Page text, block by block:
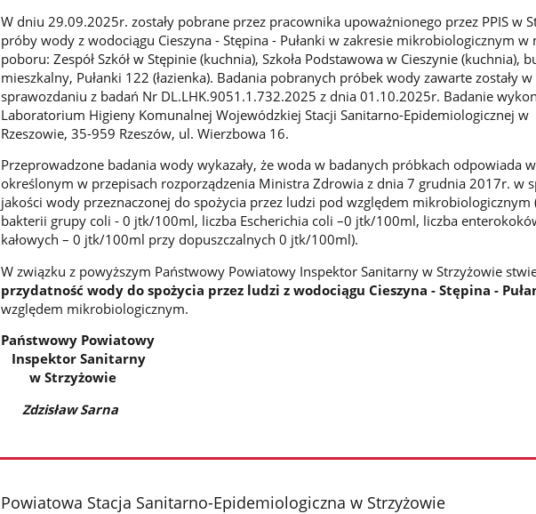
W dniu 29.09.2025r. zostały pobrane przez pracownika upoważnionego przez PPIS w
próby wody z wodociągu Cieszyna - Stępina - Pułanki w zakresie mikrobiologicznym w
poboru: Zespół Szkół w Stępinie (kuchnia), Szkoła Podstawowa w Cieszynie (kuchnia),
mieszkalny, Pułanki 122 (łazienka). Badania pobranych próbek wody zawarte zostały w
sprawozdaniu z badań Nr DL.LHK.9051.1.732.2025 z dnia 01.10.2025r. Badanie
Laboratorium Higieny Komunalnej Wojewódzkiej Stacji Sanitarno-Epidemiologicznej w
Rzeszowie, 35-959 Rzeszów, ul. Wierzbowa 16.
Przeprowadzone badania wody wykazały, że woda w badanych próbkach odpowiada
określonym w przepisach rozporządzenia Ministra Zdrowia z dnia 7 grudnia 2017r. w
jakości wody przeznaczonej do spożycia przez ludzi pod względem mikrobiologicznym
bakterii grupy coli - 0 jtk/100ml, liczba Escherichia coli –0 jtk/100ml, liczba
kałowych – 0 jtk/100ml przy dopuszczalnych 0 jtk/100ml).
W związku z powyższym Państwowy Powiatowy Inspektor Sanitarny w Strzyżowie
przydatność wody do spożycia przez ludzi z wodociągu Cieszyna - Stępina -
względem mikrobiologicznym.
Państwowy Powiatowy
Inspektor Sanitarny
w Strzyżowie
Zdzisław Sarna
stopka
Powiatowa Stacja Sanitarno-Epidemiologiczna w Strzyżowie